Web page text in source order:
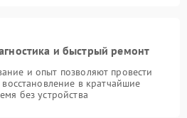
и быстрый ремонт
и опыт позволяют провести
восстановление в кратчайшие
без устройства